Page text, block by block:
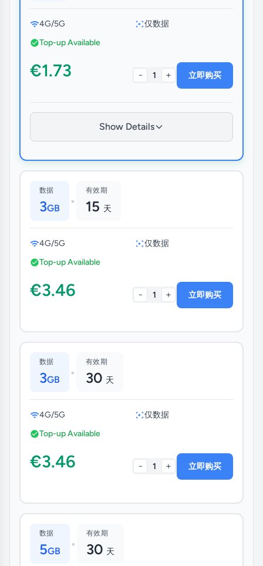
4G/5G
仅数据
Top-up Available
€1.73 - 1 + 立即购买
Show Details
数据
3GB •
有效期
15 天
4G/5G
仅数据
Top-up Available
€3.46 - 1 + 立即购买
数据
3GB •
有效期
30 天
4G/5G
仅数据
Top-up Available
€3.46 - 1 + 立即购买
数据
5GB •
有效期
30 天